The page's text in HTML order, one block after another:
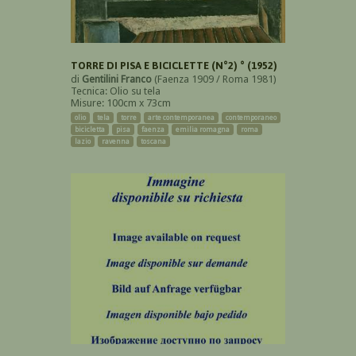
TORRE DI PISA E BICICLETTE (N°2) ° (1952)
di Gentilini Franco (Faenza 1909 / Roma 1981)
Tecnica: Olio su tela
Misure: 100cm x 73cm
olio tela torre arte contemporanea
contemporaneo
bicicletta
pisa faenza emilia romagna
roma
lazio
ravenna toscana